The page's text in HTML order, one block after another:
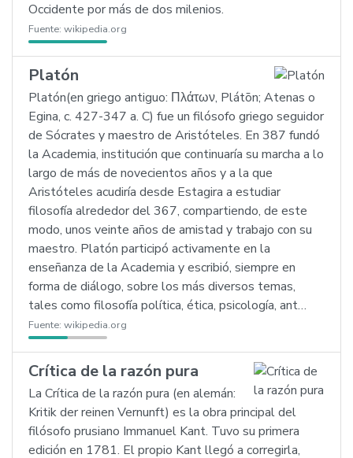
Occidente por más de dos milenios.
Fuente: wikipedia.org
Platón
Platón(en griego antiguo: Πλάτων, Plátōn; Atenas o
Egina, c. 427-347 a. C) fue un filósofo griego seguidor
de Sócrates y maestro de Aristóteles. En 387 fundó
la Academia, institución que continuaría su marcha a lo
largo de más de novecientos años y a la que
Aristóteles acudiría desde Estagira a estudiar
filosofía alrededor del 367, compartiendo, de este
modo, unos veinte años de amistad y trabajo con su
maestro. Platón participó activamente en la
enseñanza de la Academia y escribió, siempre en
forma de diálogo, sobre los más diversos temas,
tales como filosofía política, ética, psicología, ant…
Fuente: wikipedia.org
Crítica de la razón pura
La Crítica de la razón pura (en alemán:
Kritik der reinen Vernunft) es la obra principal del
filósofo prusiano Immanuel Kant. Tuvo su primera
edición en 1781. El propio Kant llegó a corregirla,